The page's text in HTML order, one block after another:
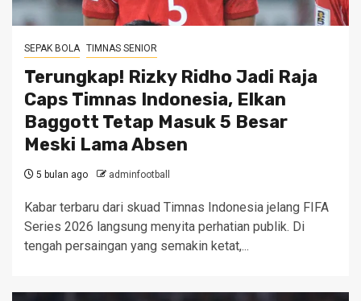
SEPAK BOLA TIMNAS SENIOR
Terungkap! Rizky Ridho Jadi Raja
Caps Timnas Indonesia, Elkan
Baggott Tetap Masuk 5 Besar
Meski Lama Absen
5 bulan ago adminfootball
Kabar terbaru dari skuad Timnas Indonesia jelang FIFA
Series 2026 langsung menyita perhatian publik. Di
tengah persaingan yang semakin ketat,...